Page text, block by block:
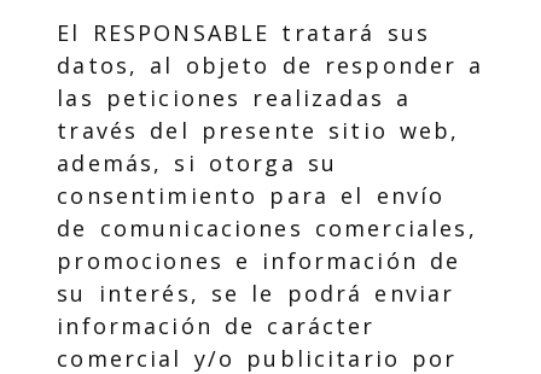
El RESPONSABLE tratará sus
datos, al objeto de responder a
las peticiones realizadas a
través del presente sitio web,
además, si otorga su
consentimiento para el envío
de comunicaciones comerciales,
promociones e información de
su interés, se le podrá enviar
información de carácter
comercial y/o publicitario por